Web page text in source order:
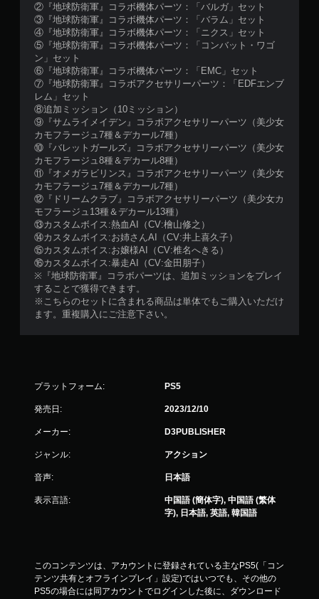
②『地球防衛軍』コラボ機体パーツ：「バルガ」セット
③『地球防衛軍』コラボ機体パーツ：「バラム」セット
④『地球防衛軍』コラボ機体パーツ：「ニクス」セット
⑤『地球防衛軍』コラボ機体パーツ：「コンバット・ワゴ
ン」セット
⑥『地球防衛軍』コラボ機体パーツ：「EMC」セット
⑦『地球防衛軍』コラボアクセサリーパーツ：「EDFエンブ
レム」セット
⑧追加ミッション（10ミッション）
⑨『サムライメイデン』コラボアクセサリーパーツ（美少女
カモフラージュ7種＆デカール7種）
⑩『バレットガールズ』コラボアクセサリーパーツ（美少女
カモフラージュ8種＆デカール8種）
⑪『オメガラビリンス』コラボアクセサリーパーツ（美少女
カモフラージュ7種＆デカール7種）
⑫『ドリームクラブ』コラボアクセサリーパーツ（美少女カ
モフラージュ13種＆デカール13種）
⑬カスタムボイス:熱血AI（CV:檜山修之）
⑭カスタムボイス:お姉さんAI（CV:井上喜久子）
⑮カスタムボイス:お嬢様AI（CV:椎名へきる）
⑯カスタムボイス:暴走AI（CV:金田朋子）
※『地球防衛軍』コラボパーツは、追加ミッションをプレイ
することで獲得できます。
※こちらのセットに含まれる商品は単体でもご購入いただけ
ます。重複購入にご注意下さい。
プラットフォーム: PS5
発売日: 2023/12/10
メーカー: D3PUBLISHER
ジャンル: アクション
音声: 日本語
表示言語:
中国語 (簡体字), 中国語 (繁体
字), 日本語, 英語, 韓国語
このコンテンツは、アカウントに登録されている主なPS5(「コン
テンツ共有とオフラインプレイ」設定)ではいつでも、その他の
PS5の場合には同アカウントでログインした後に、ダウンロード